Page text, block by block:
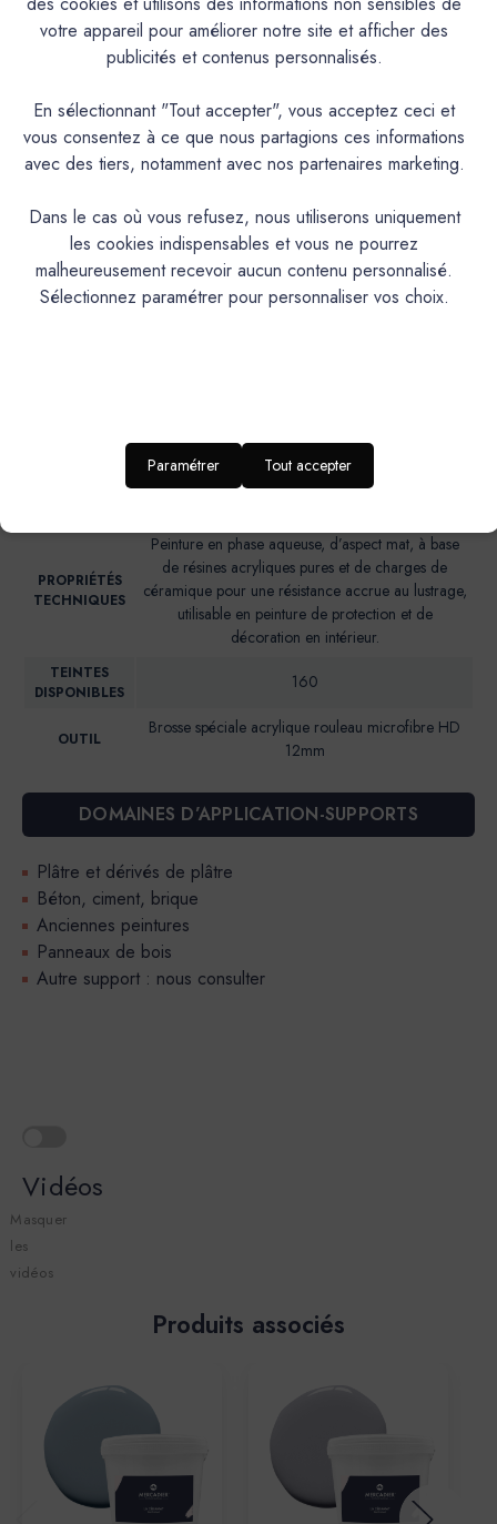
Documentation Technique
Couleurs & Échantillons
La Céramat est une peinture en phase aqueuse, d’aspect
céramique pour une résistance accrue au lustrage, utilisable
en peinture de protection et de décoration en intérieur.
PRODUIT
Aspect mat profond
PROPRIÉTÉS
TECHNIQUES
Peinture en phase aqueuse, d’aspect mat, à base
de résines acryliques pures et de charges de
céramique pour une résistance accrue au lustrage,
utilisable en peinture de protection et de
décoration en intérieur.
TEINTES
DISPONIBLES
160
OUTIL
Brosse spéciale acrylique rouleau microfibre HD
12mm
DOMAINES D’APPLICATION-SUPPORTS
Plâtre et dérivés de plâtre
Béton, ciment, brique
Anciennes peintures
Panneaux de bois
Autre support : nous consulter
Vidéos
Masquer
les
vidéos
Produits associés
votre appareil pour améliorer notre site et afficher des
publicités et contenus personnalisés.
En sélectionnant "Tout accepter", vous acceptez ceci et
vous consentez à ce que nous partagions ces informations
avec des tiers, notamment avec nos partenaires marketing.
Dans le cas où vous refusez, nous utiliserons uniquement
les cookies indispensables et vous ne pourrez
malheureusement recevoir aucun contenu personnalisé.
Sélectionnez paramétrer pour personnaliser vos choix.
Paramétrer Tout accepter